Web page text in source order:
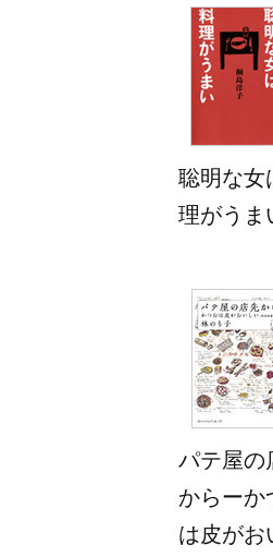
聡明な女
理がうま
パテ屋の
からーか
は皮がお